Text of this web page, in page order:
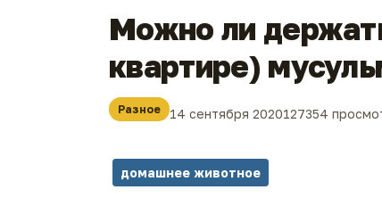
Можно ли
квартире)
Разное 14 сентября 2020127354
домашнее животное